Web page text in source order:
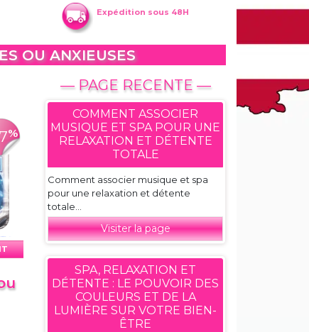
Expédition sous 48H
OU ANXIEUSES
%
— PAGE RECENTE —
COMMENT ASSOCIER
MUSIQUE ET SPA POUR UNE
RELAXATION ET DÉTENTE
TOTALE
Comment associer musique et spa
pour une relaxation et détente
totale...
Visiter la page
SPA, RELAXATION ET
DÉTENTE : LE POUVOIR DES
COULEURS ET DE LA
LUMIÈRE SUR VOTRE BIEN-
ÊTRE